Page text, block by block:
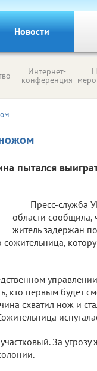
Новости
Интернет-
конференция
пытался
Пресс-служба
области сообщила,
житель задержан
сожительница,
кто первым будет
схватил нож и
За